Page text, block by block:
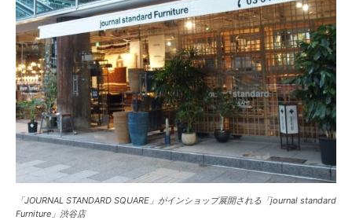
「JOURNAL STANDARD SQUARE」がインショップ展開される「journal standard
Furniture」渋谷店